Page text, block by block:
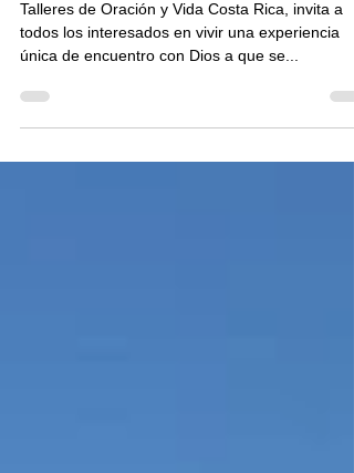
de Dios, 2020
Talleres de Oración y Vida Costa Rica, invita a
única de encuentro con Dios a que se...